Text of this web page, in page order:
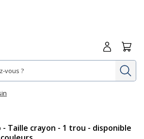
Me
- Taille crayon - 1 trou - disponible